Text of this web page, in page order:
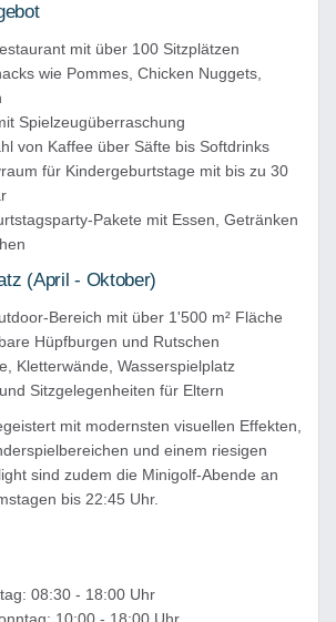
mit über 100 Sitzplätzen
wie Pommes, Chicken Nuggets,
Spielzeugüberraschung
von Kaffee über Säfte bis Softdrinks
für Kindergeburtstage mit bis zu 30
Pakete mit Essen, Getränken
(April - Oktober)
Bereich mit über 1'500 m² Fläche
Hüpfburgen und Rutschen
Kletterwände, Wasserspielplatz
Sitzgelegenheiten für Eltern
mit modernsten visuellen Effekten,
und einem riesigen
sind zudem die Minigolf-Abende an
bis 22:45 Uhr.
08:30 - 18:00 Uhr